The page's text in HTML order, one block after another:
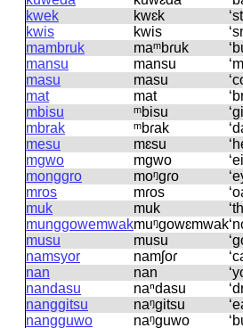
kwek
kwɛk
kwis
kwis
mambruk
maᵐbɾuk
mansu
mansu
masu
masu
mat
mat
mbisu
ᵐbisu
mbrak
ᵐbɾak
mesu
mɛsu
mgwo
mɡwo
monggro
moᵑɡɾo
mros
mɾos
muk
muk
munggowemwakmuᵑɡowɛmwak
musu
musu
namsyor
namʃoɾ
nan
nan
nandasu
naⁿdasu
nanggitsu
naᵑɡitsu
nangguwo
naᵑɡuwo